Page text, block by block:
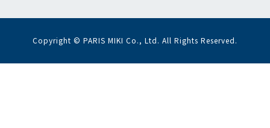
Copyright © PARIS MIKI Co., Ltd. All Rights Reserved.